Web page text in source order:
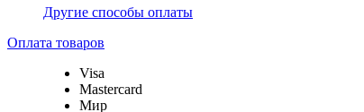
Другие способы оплаты
Оплата товаров
Visa
Mastercard
Мир